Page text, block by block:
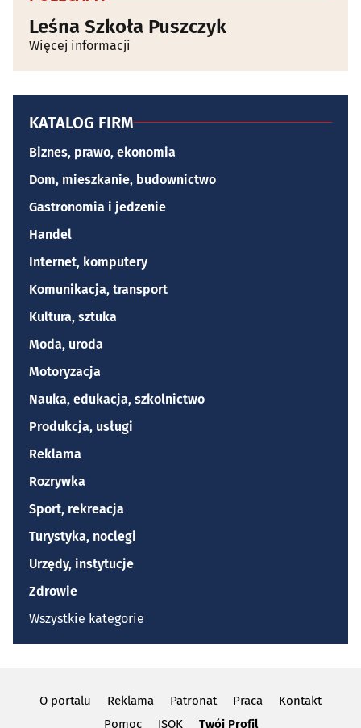
Leśna Szkoła Puszczyk
Więcej informacji
KATALOG FIRM
Biznes, prawo, ekonomia
Dom, mieszkanie, budownictwo
Gastronomia i jedzenie
Handel
Internet, komputery
Komunikacja, transport
Kultura, sztuka
Moda, uroda
Motoryzacja
Nauka, edukacja, szkolnictwo
Produkcja, usługi
Reklama
Rozrywka
Sport, rekreacja
Turystyka, noclegi
Urzędy, instytucje
Zdrowie
Wszystkie kategorie
O portalu Reklama Patronat Praca
Kontakt
Pomoc
ISOK Twój Profil